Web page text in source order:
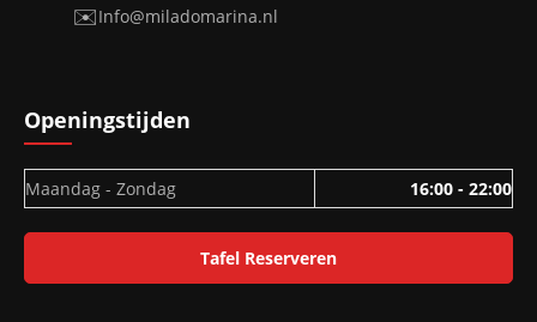
✉️Info@miladomarina.nl
Openingstijden
Maandag - Zondag 16:00 - 22:00
Tafel Reserveren